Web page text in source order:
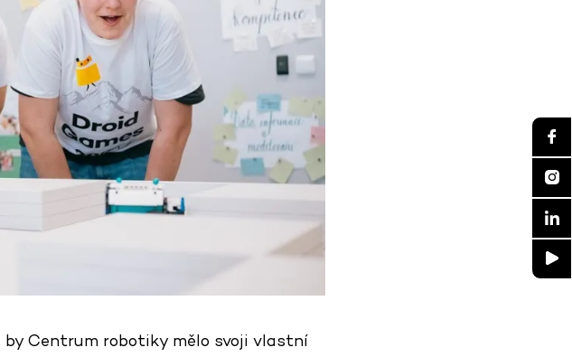
by Centrum robotiky mělo svoji vlastní